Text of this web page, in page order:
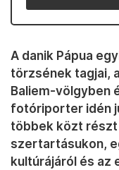
A danik Pápua
törzsének tagjai,
Baliem-völgyben
fotóriporter idén
többek közt
szertartásukon,
kultúrájáról és az